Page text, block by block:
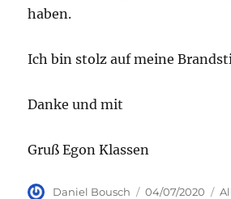
haben.
Ich bin stolz auf meine
Danke und mit
Gruß Egon Klassen
Autor
Daniel Bousch
Veröffentlicht
04/07/2020